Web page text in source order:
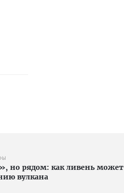
но рядом: как ливень может
вулкана